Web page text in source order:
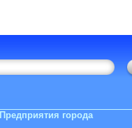
Предприятия города